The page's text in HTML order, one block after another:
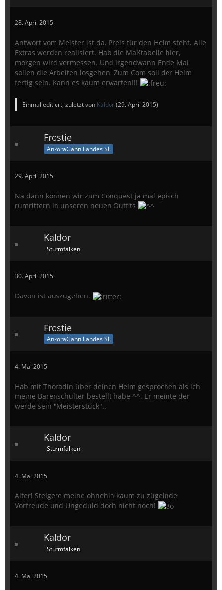
28. April 2015
Antwort vom Meister ist da. Preis für den Helm steht. Alle
Extras werden realisiert. Hab die Maßtabelle hier,
morgen wird vermessen. Und irgendwann Ende Mai
sollen die Arbeiten losgehen. Zum Com soll der Helm
fertig sein. Kann es kaum erwarten!!!
Einmal editiert, zuletzt von Kaldor(29. April 2015)
Frostie
AnkoraGahn Landes SL
29. April 2015
Na dann können wir zum Conquest ja mal episch
rumrittern in unseren neuen Outfits
Kaldor
Sturmfalken
30. April 2015
Davon ist auszugehen.
Frostie
AnkoraGahn Landes SL
4. Mai 2015
Hab mit Thoradin über deinen Helm gesprochen als ich
meine Bärenschulter bestellt habe ^^. Er meinte der
werde sein "Meisterstück"..
Kaldor
Sturmfalken
4. Mai 2015
Alter! Steigere meine ohnehin kaum zu zügelnde
Vorfreude und Ungeduld doch nicht noch!
Kaldor
Sturmfalken
4. Mai 2015